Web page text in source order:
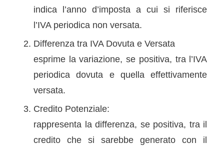
indica l’anno d’imposta a cui si riferisce
l’IVA periodica non versata.
Differenza tra IVA Dovuta e Versata
esprime la variazione, se positiva, tra l’IVA
periodica dovuta e quella effettivamente
versata.
Credito Potenziale:
rappresenta la differenza, se positiva, tra il
credito che si sarebbe generato con il